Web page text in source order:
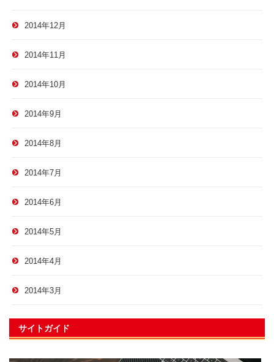
2014年12月
2014年11月
2014年10月
2014年9月
2014年8月
2014年7月
2014年6月
2014年5月
2014年4月
2014年3月
サイトガイド